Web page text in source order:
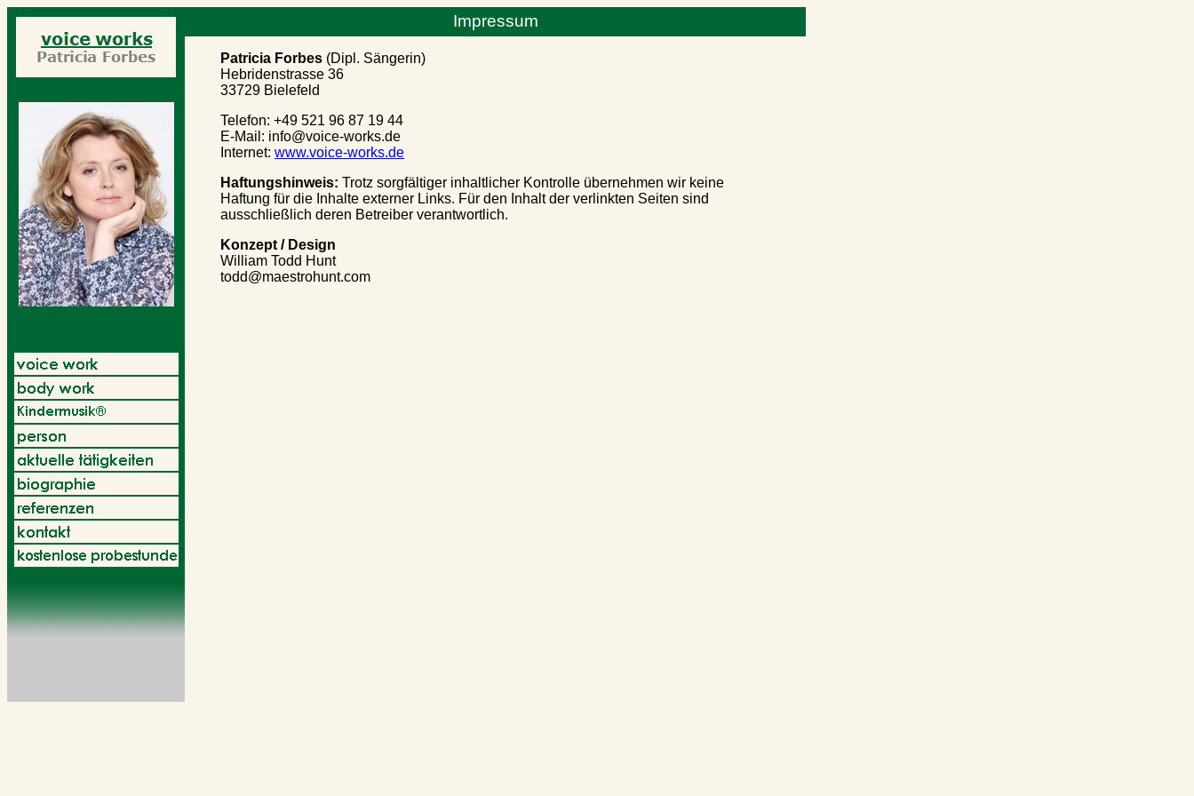
Impressum
Patricia Forbes (Dipl. Sängerin)
Hebridenstrasse 36
33729 Bielefeld
Telefon: +49 521 96 87 19 44
E-Mail: info@voice-works.de
Internet: www.voice-works.de
Haftungshinweis: Trotz sorgfältiger inhaltlicher Kontrolle übernehmen wir keine
Haftung für die Inhalte externer Links. Für den Inhalt der verlinkten Seiten sind
ausschließlich deren Betreiber verantwortlich.
Konzept / Design
William Todd Hunt
todd@maestrohunt.com